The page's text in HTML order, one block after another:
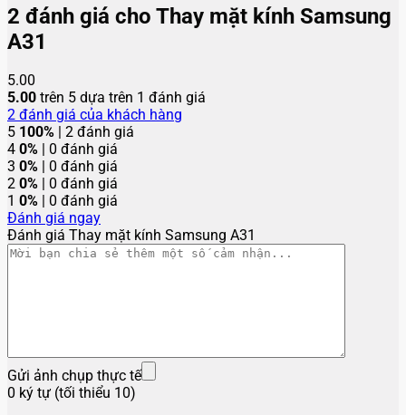
2 đánh giá cho Thay mặt kính Samsung
A31
5.00
5.00 trên 5 dựa trên 1 đánh giá
2 đánh giá của khách hàng
5 100% | 2 đánh giá
4 0% | 0 đánh giá
3 0% | 0 đánh giá
2 0% | 0 đánh giá
1 0% | 0 đánh giá
Đánh giá ngay
Đánh giá Thay mặt kính Samsung A31
Gửi ảnh chụp thực tế
0 ký tự (tối thiểu 10)